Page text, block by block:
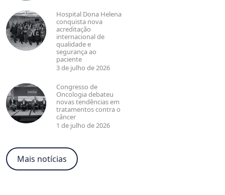
Hospital Dona Helena
conquista nova
acreditação
internacional de
qualidade e
segurança ao
paciente
3 de julho de 2026
Congresso de
Oncologia debateu
novas tendências em
tratamentos contra o
câncer
1 de julho de 2026
Mais notícias